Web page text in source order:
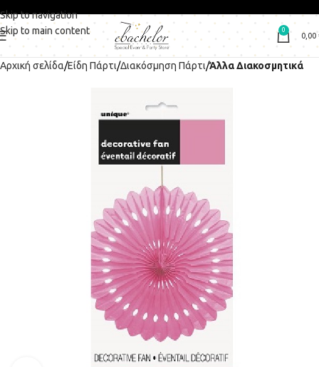
Skip to navigation
Skip to main content
0
0,00
Αρχική σελίδα Είδη Πάρτι Διακόσμηση Πάρτι Άλλα Διακοσμητικά